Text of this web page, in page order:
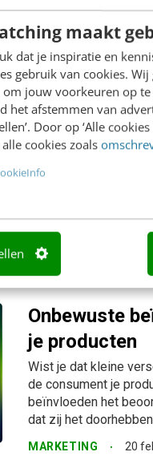
maakt
dat je inspiratie en
gebruik van cookies.
om jouw voorkeuren op
het afstemmen van
Door op ‘Alle
cookies zoals
Persuasion profiling
klikgedrag van
staat voor welke
is. Een expert...
MARKETING 27
Onbewuste
het goed
Een profielfoto kan
onderzoek blijkt dat
MARKETING 18
Onbewuste
je producten
Wist je dat kleine
de consument je
beïnvloeden het
dat zij het
MARKETING 20